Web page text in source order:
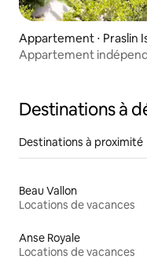
Appartement ⋅ Praslin
Appartement
Destinations à
Destinations à proximité
Beau Vallon
Locations de vacances
Anse Royale
Locations de vacances